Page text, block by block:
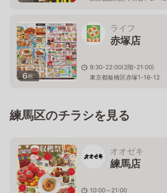
6枚
ライフ
赤塚店
9:30-22:00(2階-21:00)
東京都板橋区赤塚1-16-12
練馬区のチラシを見る
オオゼキ
練馬店
10:00～21:00